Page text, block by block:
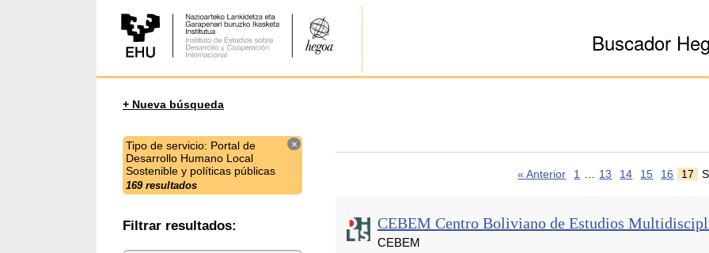
Buscador
+ Nueva búsqueda
Tipo de servicio: Portal de
Desarrollo Humano Local
Sostenible y políticas públicas
169 resultados
×
Filtrar resultados:
« Anterior 1 … 13 14 15 16 17
CEBEM Centro Boliviano de Estudios
CEBEM